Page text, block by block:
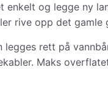
enkelt og legge ny
rive opp det gamle
legges rett på
Maks